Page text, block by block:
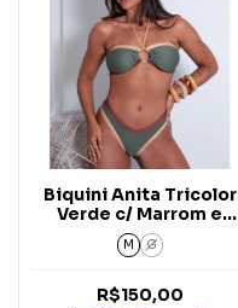
Biquini Anita Tricolor
Verde c/ Marrom e
Areia Asa Delta Carmel
M G
R$150,00